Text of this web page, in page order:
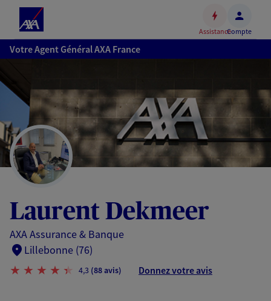
Accéder
au
Accéder
au
pied
de
page
AssistanceCompte
Votre Agent Général AXA France
Laurent Dekmeer
AXA Assurance & Banque
Lillebonne (76)
4,3 (88 avis) Donnez votre avis